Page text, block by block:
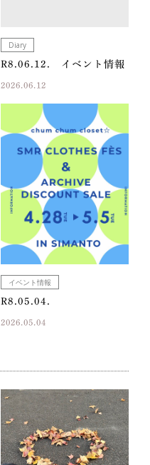
Diary
R8.06.12. イベント情報
2026.06.12
イベント情報
R8.05.04.
2026.05.04